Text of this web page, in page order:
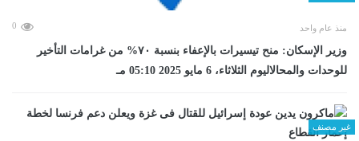
منذ عام واحد 0
وزير الإسكان: منح تيسيرات بالإعفاء بنسبة ٧٠% من غرامات التأخير
للوحدات والمحالاليوم الثلاثاء، 6 مايو 2025 05:10 مـ
غير مصنف